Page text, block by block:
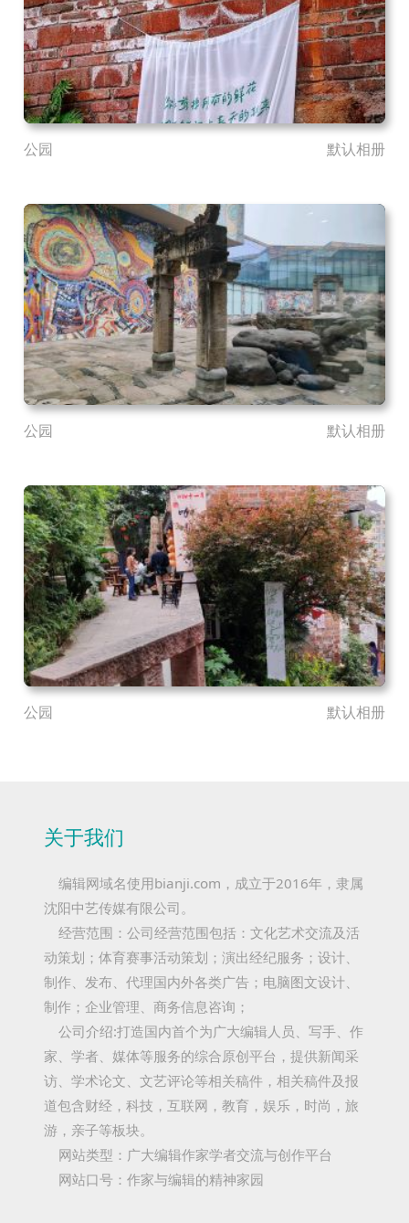
公园 默认相册
公园 默认相册
公园 默认相册
关于我们
编辑网域名使用bianji.com，成立于2016年，隶属
沈阳中艺传媒有限公司。
经营范围：公司经营范围包括：文化艺术交流及活
动策划；体育赛事活动策划；演出经纪服务；设计、
制作、发布、代理国内外各类广告；电脑图文设计、
制作；企业管理、商务信息咨询；
公司介绍:打造国内首个为广大编辑人员、写手、作
家、学者、媒体等服务的综合原创平台，提供新闻采
访、学术论文、文艺评论等相关稿件，相关稿件及报
道包含财经，科技，互联网，教育，娱乐，时尚，旅
游，亲子等板块。
网站类型：广大编辑作家学者交流与创作平台
网站口号：作家与编辑的精神家园